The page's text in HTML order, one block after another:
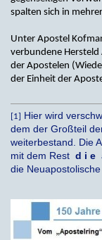
spalten sich in
Unter Apostel
verbundene Hersteld
der Apostelen
der Einheit der
[1] Hier wird
dem der Großteil
weiterbestand. Die
mit dem Rest d i e
die